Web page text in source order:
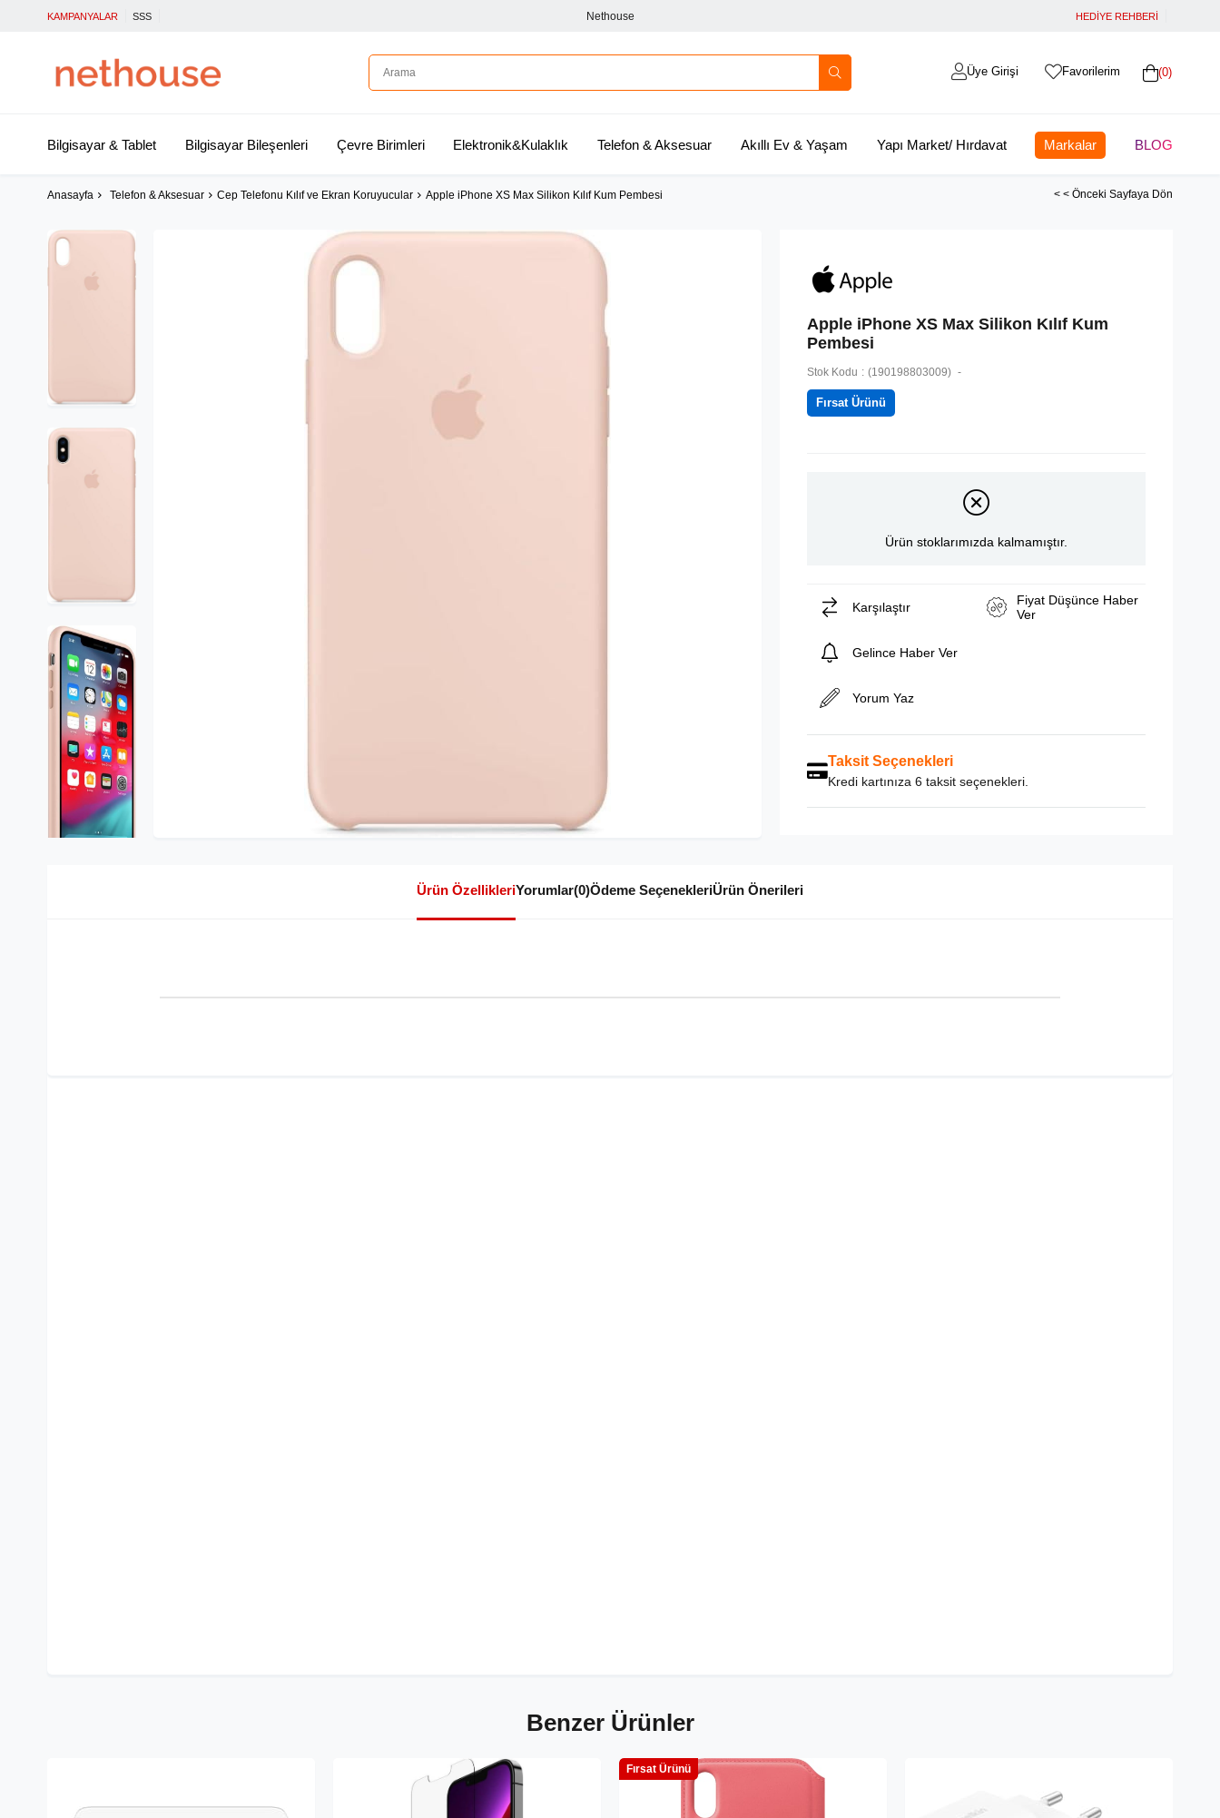
KAMPANYALAR SSS Nethouse HEDİYE REHBERİ
0
Favorilerim
Üye Girişi
Bilgisayar & Tablet Bilgisayar Bileşenleri Çevre Birimleri Elektronik&Kulaklık Telefon & Aksesuar Akıllı Ev & Yaşam Yapı Market/ Hırdavat Markalar BLOG
Anasayfa Telefon & Aksesuar Cep Telefonu Kılıf ve Ekran Koruyucular Apple iPhone XS Max Silikon Kılıf Kum Pembesi < < Önceki Sayfaya Dön
Apple iPhone XS Max Silikon Kılıf Kum
Pembesi
Stok Kodu (190198803009)
Fırsat Ürünü
Ürün stoklarımızda kalmamıştır.
Karşılaştır
Fiyat Düşünce Haber
Ver
Gelince Haber Ver
Yorum Yaz
Taksit Seçenekleri
Kredi kartınıza 6 taksit seçenekleri.
Ürün ÖzellikleriYorumlar(0)Ödeme SeçenekleriÜrün Önerileri
Benzer Ürünler
Fırsat Ürünü